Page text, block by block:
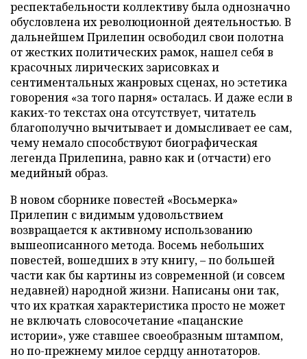
респектабельности коллективу была однозначно
обусловлена их революционной деятельностью. В
дальнейшем Прилепин освободил свои полотна
от жестких политических рамок, нашел себя в
красочных лирических зарисовках и
сентиментальных жанровых сценах, но эстетика
говорения «за того парня» осталась. И даже если в
каких-то текстах она отсутствует, читатель
благополучно вычитывает и домысливает ее сам,
чему немало способствуют биографическая
легенда Прилепина, равно как и (отчасти) его
медийный образ.
В новом сборнике повестей «Восьмерка»
Прилепин с видимым удовольствием
возвращается к активному использованию
вышеописанного метода. Восемь небольших
повестей, вошедших в эту книгу, – по большей
части как бы картины из современной (и совсем
недавней) народной жизни. Написаны они так,
что их краткая характеристика просто не может
не включать словосочетание «пацанские
истории», уже ставшее своеобразным штампом,
но по-прежнему милое сердцу аннотаторов.